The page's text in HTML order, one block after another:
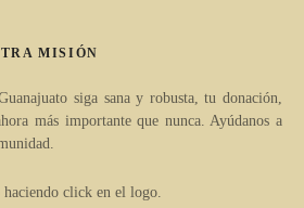
MISIÓN
siga sana y robusta, tu donación,
más importante que nunca. Ayúdanos a
click en el logo.